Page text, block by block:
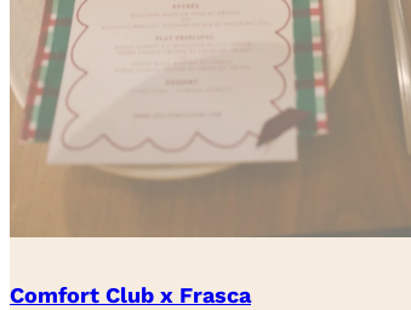
Comfort Club x Frasca